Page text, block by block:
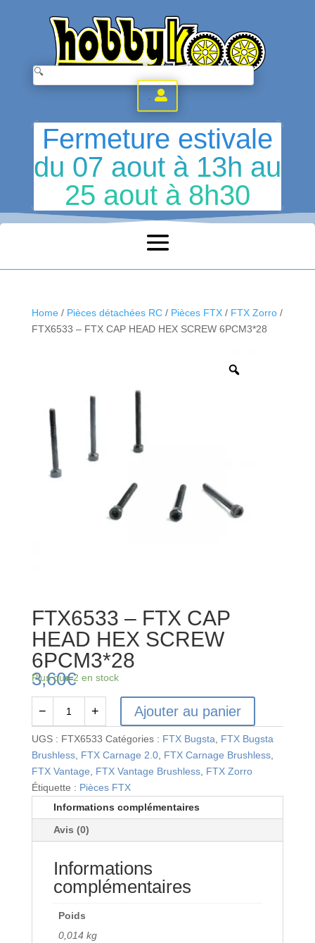
.
Fermeture estivale
du 07 aout à 13h au
25 aout à 8h30
Home/ Pièces détachées RC/ Pièces FTX/ FTX Zorro/
FTX6533 – FTX CAP HEAD HEX SCREW 6PCM3*28
FTX6533 – FTX CAP
HEAD HEX SCREW
6PCM3*28
3,60€
Plus que 2 en stock
quantité
de
FTX6533
-
FTX
CAP
6PCM3*28
− + Ajouter au panier
UGS : FTX6533 Catégories : FTX Bugsta
FTX Bugsta
Brushless, FTX Carnage 2.0, FTX Carnage Brushless,
FTX Vantage
FTX Vantage Brushless, FTX Zorro
Étiquette : Pièces FTX
Informations complémentaires
Avis (0)
Informations
complémentaires
Poids
0,014 kg